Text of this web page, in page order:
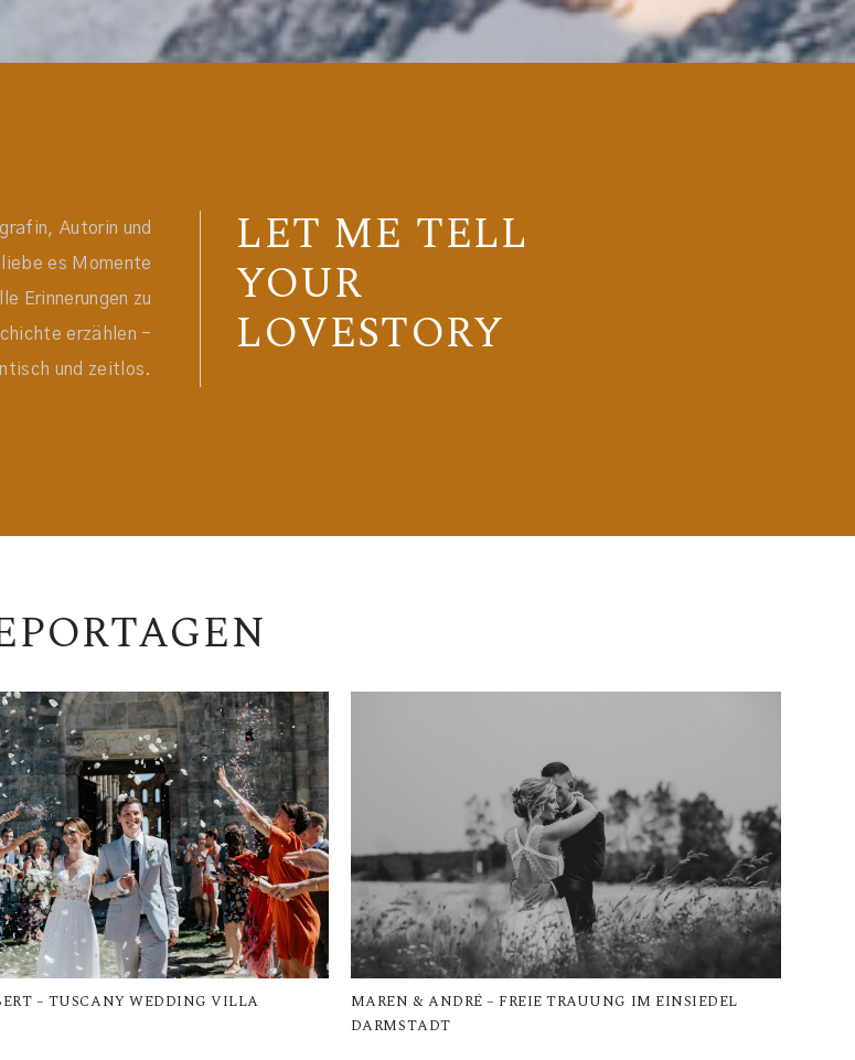
Autorin und
es Momente
Erinnerungen zu
erzählen -
und zeitlos.
LET ME TELL
YOUR
LOVESTORY
– TUSCANY WEDDING VILLA
MAREN & ANDRÉ – FREIE TRAUUNG IM EINSIEDEL
DARMSTADT